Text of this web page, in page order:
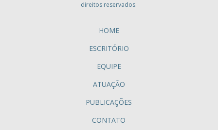
direitos reservados.
HOME
ESCRITÓRIO
EQUIPE
ATUAÇÃO
PUBLICAÇÕES
CONTATO